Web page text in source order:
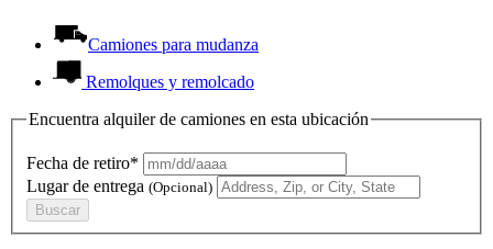
Camiones para mudanza
Remolques y remolcado
Encuentra alquiler de camiones en esta ubicación
Fecha de retiro*
Lugar de entrega (Opcional)
Buscar